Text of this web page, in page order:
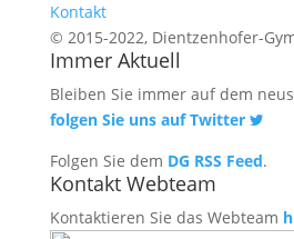
Kontakt
© 2015-2022, Dientzenhofer-
Immer Aktuell
Bleiben Sie immer auf dem
folgen Sie uns auf Twitter
Folgen Sie dem DG RSS Feed.
Kontakt Webteam
Kontaktieren Sie das Webteam